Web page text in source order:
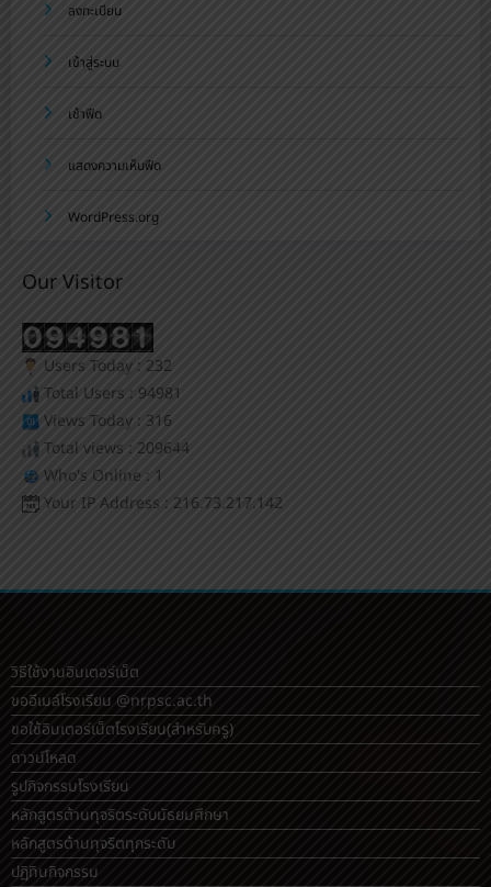
ลงทะเบียน
เข้าสู่ระบบ
เข้าฟีด
แสดงความเห็นฟีด
WordPress.org
Our Visitor
Users Today : 232
Total Users : 94981
Views Today : 316
Total views : 209644
Who's Online : 1
Your IP Address : 216.73.217.142
วิธีใช้งานอินเตอร์เน็ต
ขออีเมล์โรงเรียน @nrpsc.ac.th
ขอใช้อินเตอร์เน็ตโรงเรียน(สำหรับครู)
ดาวน์โหลด
รูปกิจกรรมโรงเรียน
หลักสูตรต้านทุจริตระดับมัธยมศึกษา
หลักสูตรต้านทุจริตทุกระดับ
ปฏิทินกิจกรรม